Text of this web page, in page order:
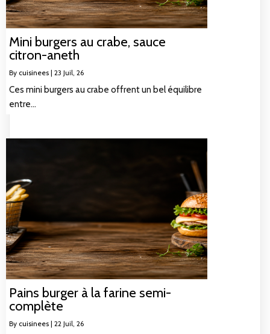
Mini burgers au crabe, sauce
citron-aneth
By cuisinees | 23 Juil, 26
Ces mini burgers au crabe offrent un bel équilibre
entre…
Pains burger à la farine semi-
complète
By cuisinees | 22 Juil, 26